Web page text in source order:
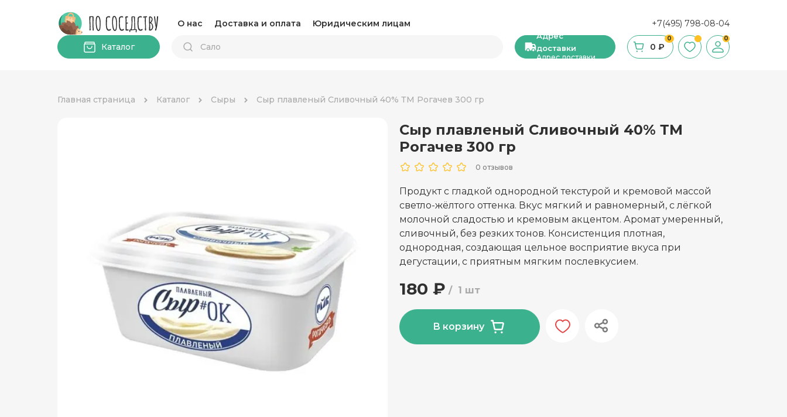
О нас Доставка и оплата Юридическим лицам +7(495) 798-08-04
Адрес
доставки
Адрес доставки
0
0 ₽
0
Каталог
Главная страница Каталог Сыры Сыр плавленый Сливочный 40% ТМ Рогачев 300 гр
Сыр плавленый Сливочный 40% ТМ
Рогачев 300 гр
0 отзывов
Продукт с гладкой однородной текстурой и кремовой массой
светло-жёлтого оттенка. Вкус мягкий и равномерный, с лёгкой
молочной сладостью и кремовым акцентом. Аромат умеренный,
сливочный, без резких тонов. Консистенция плотная,
однородная, создающая цельное восприятие вкуса при
дегустации, с приятным мягким послевкусием.
1 шт
180 ₽
В корзину
Бакалея
Какао и горячий шоколад Каши, сухие завтраки, мюсли
Растительное масло
Соль, сахар и специи Соус и уксус
Сухари и снеки Чай